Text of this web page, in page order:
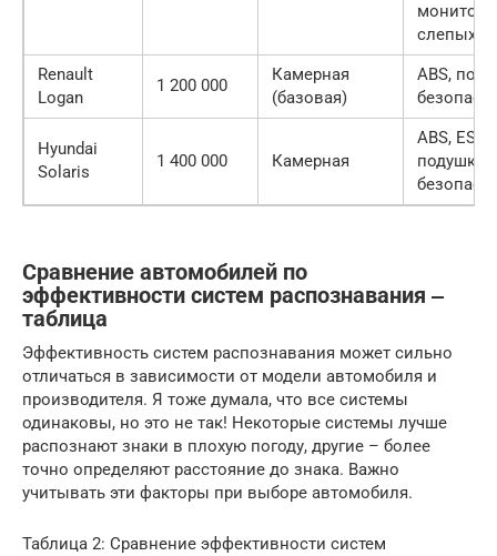
слепых
Renault
Logan
1 200 000
Камерная
(базовая)
ABS,
Hyundai
Solaris
1 400 000 Камерная
ABS, ESP,
подушки
Сравнение автомобилей по
эффективности систем распознавания ‒
таблица
Эффективность систем распознавания может сильно
отличаться в зависимости от модели автомобиля и
производителя. Я тоже думала, что все системы
одинаковы, но это не так! Некоторые системы лучше
распознают знаки в плохую погоду, другие – более
точно определяют расстояние до знака. Важно
учитывать эти факторы при выборе автомобиля.
Таблица 2: Сравнение эффективности систем